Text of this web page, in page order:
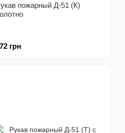
пожарный Д-51 (К)
грн